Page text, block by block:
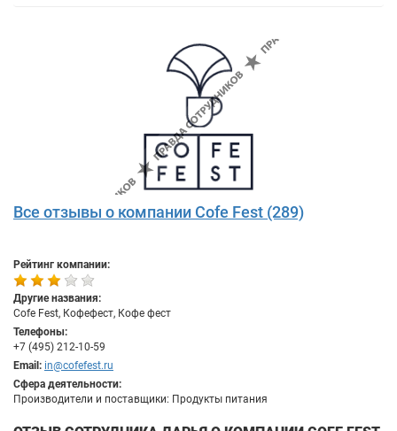
Все отзывы о компании Cofe Fest (289)
Рейтинг компании:
Другие названия:
Cofe Fest, Кофефест, Кофе фест
Телефоны:
+7 (495) 212-10-59
Email: in@cofefest.ru
Сфера деятельности:
Производители и поставщики: Продукты питания